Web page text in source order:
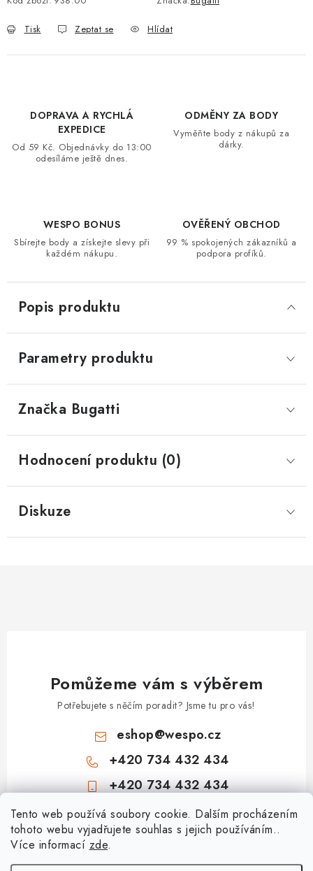
Tento web používá soubory cookie. Dalším procházením
tohoto webu vyjadřujete souhlas s jejich používáním..
Více informací zde.
Hodnocení obchodu 🚚 Stav objednávky
Doprava a platba
Tisk Zeptat se Hlídat
DOPRAVA A RYCHLÁ
EXPEDICE
Od 59 Kč. Objednávky do 13:00
odesíláme ještě dnes.
ODMĚNY ZA BODY
Vyměňte body z nákupů za
dárky.
WESPO BONUS
Sbírejte body a získejte slevy při
každém nákupu.
OVĚŘENÝ OBCHOD
99 % spokojených zákazníků a
podpora profíků.
Popis produktu
Parametry produktu
Značka Bugatti
Hodnocení produktu (0)
Diskuze
Pomůžeme vám s výběrem
Potřebujete s něčím poradit? Jsme tu pro vás!
eshop@wespo.cz
+420 734 432 434
+420 734 432 434
Informace pro vás